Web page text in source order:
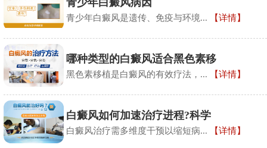
青少年白癜风病因
青少年白癜风是遗传、免疫与环境... 【详情】
哪种类型的白癜风适合黑色素移
黑色素移植是白癜风的有效疗法，... 【详情】
​白癜风如何加速治疗进程?科学
白癜风治疗需多维度干预以缩短病... 【详情】